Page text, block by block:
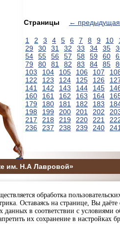
Страницы ← предыдущая
1 2 3 4 5 6 7 8 9 10
29
30 31 32 33 34 35
54
55 56 57 58 59 60
79
80 81 82 83 84 85
103
104 105 106 107
122
123 124 125 126
141
142 143 144 145
160
161 162 163 164
179
180 181 182 183
198
199 200 201 202
217
218 219 220 221
236
237 238 239 240 241
им. Н.А Лавровой»
и спорта Пензенской области
обработка
Оставаясь на странице, Вы даёте
данных в соответствии с условиями
их сохранение в настройках